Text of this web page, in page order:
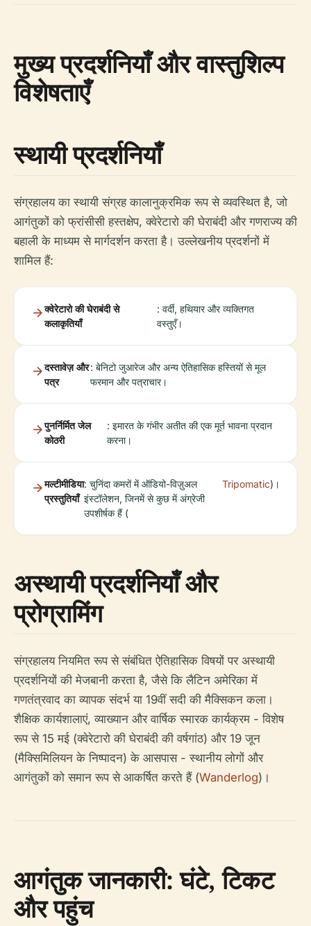
मुख्य प्रदर्शनियाँ और वास्तुशिल्प
विशेषताएँ
स्थायी प्रदर्शनियाँ
संग्रहालय का स्थायी संग्रह कालानुक्रमिक रूप से व्यवस्थित है, जो
आगंतुकों को फ्रांसीसी हस्तक्षेप, क्वेरेटारो की घेराबंदी और गणराज्य की
बहाली के माध्यम से मार्गदर्शन करता है। उल्लेखनीय प्रदर्शनों में
शामिल हैं:
क्वेरेटारो की घेराबंदी से
कलाकृतियाँ
: वर्दी, हथियार और व्यक्तिगत
वस्तुएँ।
दस्तावेज़ और
पत्र
: बेनिटो जुआरेज और अन्य ऐतिहासिक हस्तियों से मूल
फरमान और पत्राचार।
पुनर्निर्मित जेल
कोठरी
: इमारत के गंभीर अतीत की एक मूर्त भावना प्रदान
करना।
मल्टीमीडिया
प्रस्तुतियाँ
: चुनिंदा कमरों में ऑडियो-विज़ुअल
इंस्टॉलेशन, जिनमें से कुछ में अंग्रेजी
उपशीर्षक हैं (
Tripomatic)।
अस्थायी प्रदर्शनियाँ और
प्रोग्रामिंग
संग्रहालय नियमित रूप से संबंधित ऐतिहासिक विषयों पर अस्थायी
प्रदर्शनियों की मेजबानी करता है, जैसे कि लैटिन अमेरिका में
गणतंत्रवाद का व्यापक संदर्भ या 19वीं सदी की मैक्सिकन कला।
शैक्षिक कार्यशालाएं, व्याख्यान और वार्षिक स्मारक कार्यक्रम - विशेष
रूप से 15 मई (क्वेरेटारो की घेराबंदी की वर्षगांठ) और 19 जून
(मैक्सिमिलियन के निष्पादन) के आसपास - स्थानीय लोगों और
आगंतुकों को समान रूप से आकर्षित करते हैं (Wanderlog)।
आगंतुक जानकारी: घंटे, टिकट
और पहुंच